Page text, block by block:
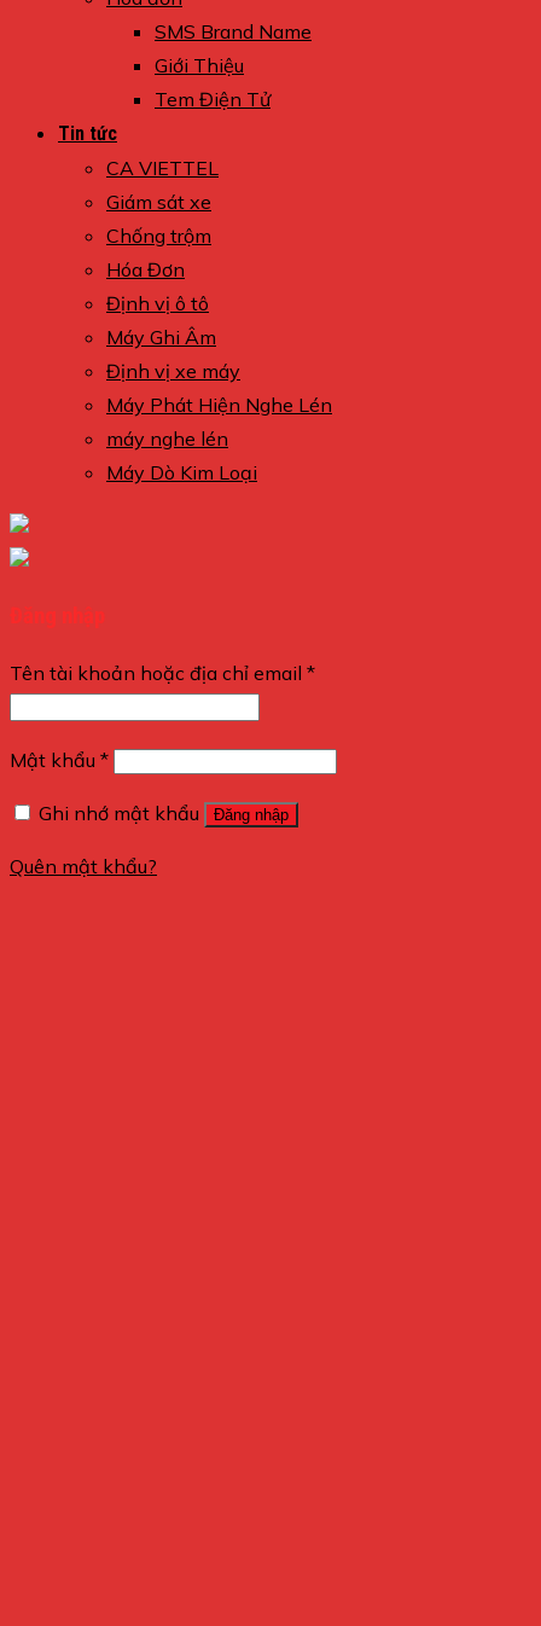
SMS Brand Name
Giới Thiệu
Tem Điện Tử
Tin tức
CA VIETTEL
Giám sát xe
Chống trộm
Hóa Đơn
Định vị ô tô
Máy Ghi Âm
Định vị xe máy
Máy Phát Hiện Nghe Lén
máy nghe lén
Máy Dò Kim Loại
Đăng nhập
Tên tài khoản hoặc địa chỉ email *
Mật khẩu *
Ghi nhớ mật khẩu Đăng nhập
Quên mật khẩu?